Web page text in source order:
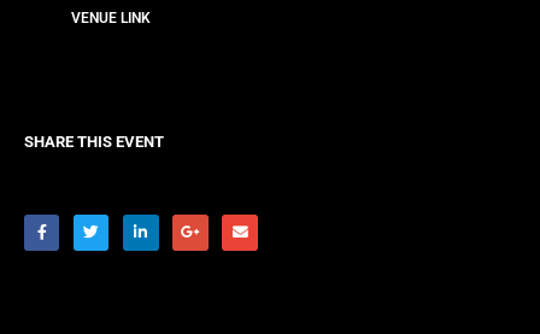
VENUE LINK
SHARE THIS EVENT